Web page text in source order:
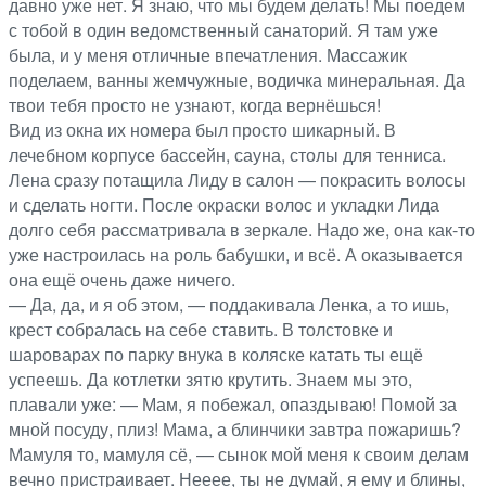
с тобой в один ведомственный санаторий. Я там уже
была, и у меня отличные впечатления. Массажик
поделаем, ванны жемчужные, водичка минеральная. Да
твои тебя просто не узнают, когда вернёшься!
Вид из окна их номера был просто шикарный. В
лечебном корпусе бассейн, сауна, столы для тенниса.
Лена сразу потащила Лиду в салон — покрасить волосы
и сделать ногти. После окраски волос и укладки Лида
долго себя рассматривала в зеркале. Надо же, она как-то
уже настроилась на роль бабушки, и всё. А оказывается
она ещё очень даже ничего.
— Да, да, и я об этом, — поддакивала Ленка, а то ишь,
крест собралась на себе ставить. В толстовке и
шароварах по парку внука в коляске катать ты ещё
успеешь. Да котлетки зятю крутить. Знаем мы это,
плавали уже: — Мам, я побежал, опаздываю! Помой за
мной посуду, плиз! Мама, а блинчики завтра пожаришь?
Мамуля то, мамуля сё, — сынок мой меня к своим делам
вечно пристраивает. Нееее, ты не думай, я ему и блины,